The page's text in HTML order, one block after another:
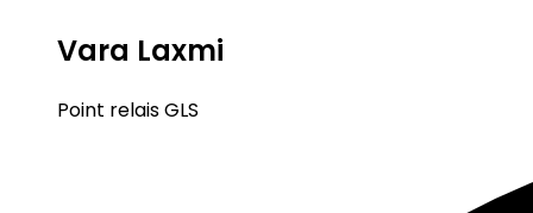
Vara Laxmi
Point relais GLS